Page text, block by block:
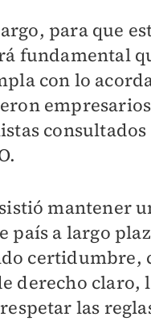
para que
fundamental
con lo
mantener
país a largo
certidumbre,
derecho claro,
las